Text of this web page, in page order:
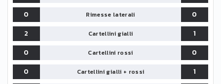
0
Rimesse laterali
0
2
Cartellini gialli
1
0
Cartellini rossi
0
0
Cartellini gialli + rossi
1